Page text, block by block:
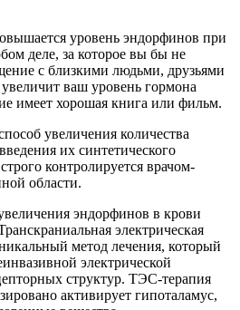
уровень эндорфинов при
деле, за которое вы бы не
с близкими людьми, друзьями
ваш уровень гормона
имеет хорошая книга или фильм.
увеличения количества
их синтетического
контролируется врачом-
области.
эндорфинов в крови
электрическая
метод лечения, который
электрической
структур. ТЭС-терапия
активирует гипоталамус,